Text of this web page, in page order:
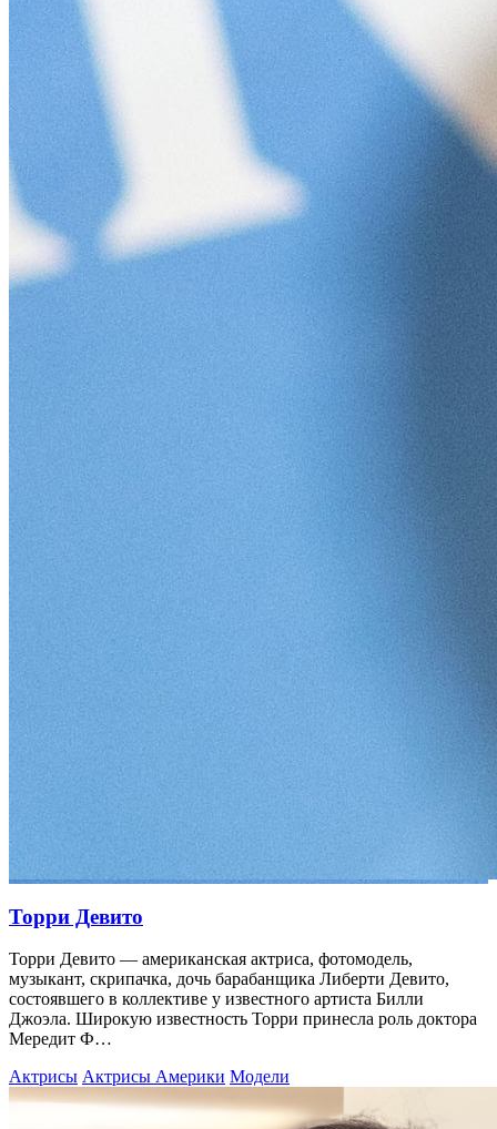
Торри Девито
Торри Девито — американская актриса, фотомодель,
музыкант, скрипачка, дочь барабанщика Либерти Девито,
состоявшего в коллективе у известного артиста Билли
Джоэла. Широкую известность Торри принесла роль доктора
Мередит Ф…
Актрисы Актрисы Америки Модели